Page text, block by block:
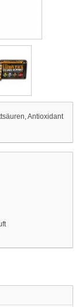
Antioxidant